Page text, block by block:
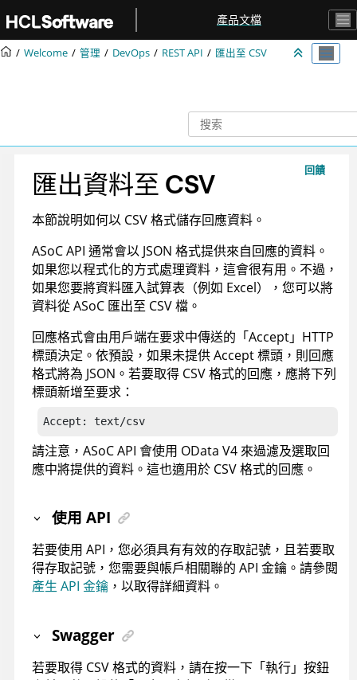
產品文檔
Welcome 管理 DevOps REST API 匯出至 CSV
回饋
匯出資料至 CSV
本節說明如何以 CSV 格式儲存回應資料。
ASoCAPI 通常會以 JSON 格式提供來自回應的資料。
如果您以程式化的方式處理資料，這會很有用。不過，
如果您要將資料匯入試算表（例如 Excel），您可以將
資料從ASoC 匯出至 CSV 檔。
回應格式會由用戶端在要求中傳送的「Accept」HTTP
標頭決定。依預設，如果未提供 Accept 標頭，則回應
格式將為 JSON。若要取得 CSV 格式的回應，應將下列
標頭新增至要求：
Accept: text/csv
請注意， ASoCAPI 會使用 OData V4 來過濾及選取回
應中將提供的資料。這也適用於 CSV 格式的回應。
使用 API
若要使用 API，您必須具有有效的存取記號，且若要取
得存取記號，您需要與帳戶相關聯的 API 金鑰。請參閱
產生 API 金鑰 ，以取得詳細資料。
Swagger
若要取得 CSV 格式的資料，請在按一下「執行」按鈕